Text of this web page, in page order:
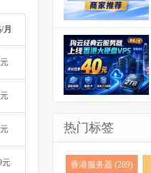
月
元
热门标签
香港服务器 (289)